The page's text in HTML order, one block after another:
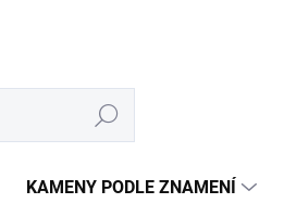
Hledat
KAMENY PODLE ZNAMENÍ